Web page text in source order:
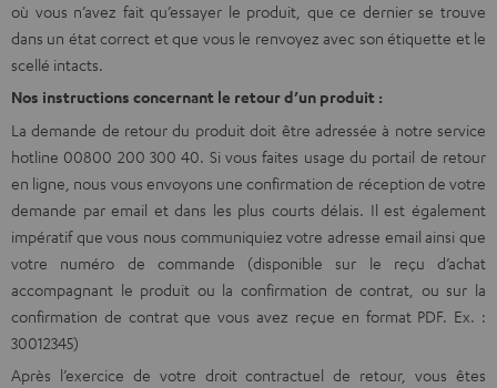
où vous n’avez fait qu’essayer le produit, que ce dernier se trouve
dans un état correct et que vous le renvoyez avec son étiquette et le
scellé intacts.
Nos instructions concernant le retour d’un produit :
La demande de retour du produit doit être adressée à notre service
hotline 00800 200 300 40. Si vous faites usage du portail de retour
en ligne, nous vous envoyons une confirmation de réception de votre
demande paremail et dans les plus courts délais. Il est également
impératif que vous nous communiquiez votre adresse email ainsi que
votre numéro de commande (disponible sur le reçu d’achat
accompagnant le produit ou la confirmation de contrat, ou sur la
confirmation de contrat que vous avez reçue en format PDF. Ex. :
30012345)
Après l’exercice de votre droit contractuel de retour, vous êtes